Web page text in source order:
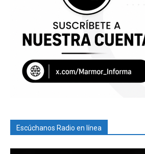
Escúchanos Radio en línea